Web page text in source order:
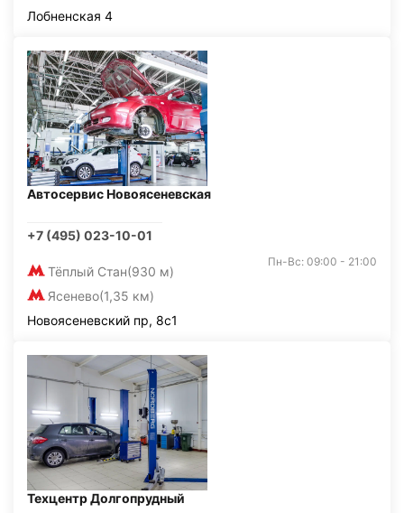
Лобненская 4
Автосервис Новоясеневская
+7 (495) 023-10-01
Тёплый Стан(930 м)
Ясенево(1,35 км)
Пн-Вс: 09:00 - 21:00
Новоясеневский пр, 8с1
Техцентр Долгопрудный